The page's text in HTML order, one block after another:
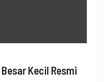
Kecil Resmi